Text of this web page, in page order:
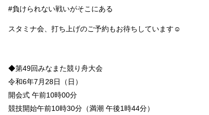
#負けられない戦いがそこにある
スタミナ会、打ち上げのご予約もお待ちしています☺️
◆第49回みなまた競り舟大会
令和6年7月28日（日）
開会式 午前10時00分
競技開始午前10時30分（満潮 午後1時44分）